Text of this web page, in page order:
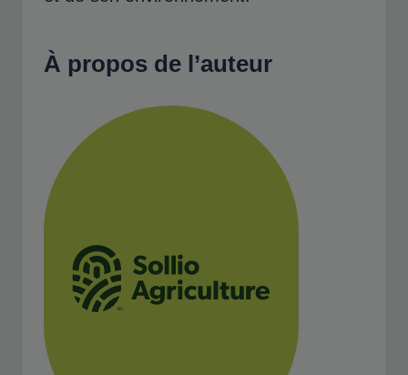
À propos de l’auteur